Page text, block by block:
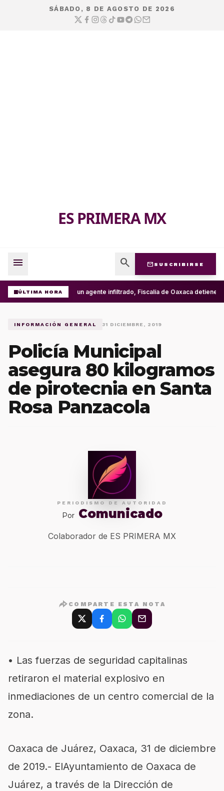
SÁBADO, 8 DE AGOSTO DE 2026
ES PRIMERA MX
menu search mail SUSCRIBIRSE
ÚLTIMA HORA Con un agente infiltrado, Fiscalía de Oaxaca detiene
INFORMACIÓN GENERAL 31 DICIEMBRE, 2019
Policía Municipal
asegura 80 kilogramos
de pirotecnia en Santa
Rosa Panzacola
PERIODISMO DE AUTORIDAD
Por Comunicado
Colaborador de ES PRIMERA MX
COMPARTE ESTA NOTA
• Las fuerzas de seguridad capitalinas
retiraron el material explosivo en
inmediaciones de un centro comercial de la
zona.
Oaxaca de Juárez, Oaxaca, 31 de diciembre
de 2019.- ElAyuntamiento de Oaxaca de
Juárez, a través de la Dirección de